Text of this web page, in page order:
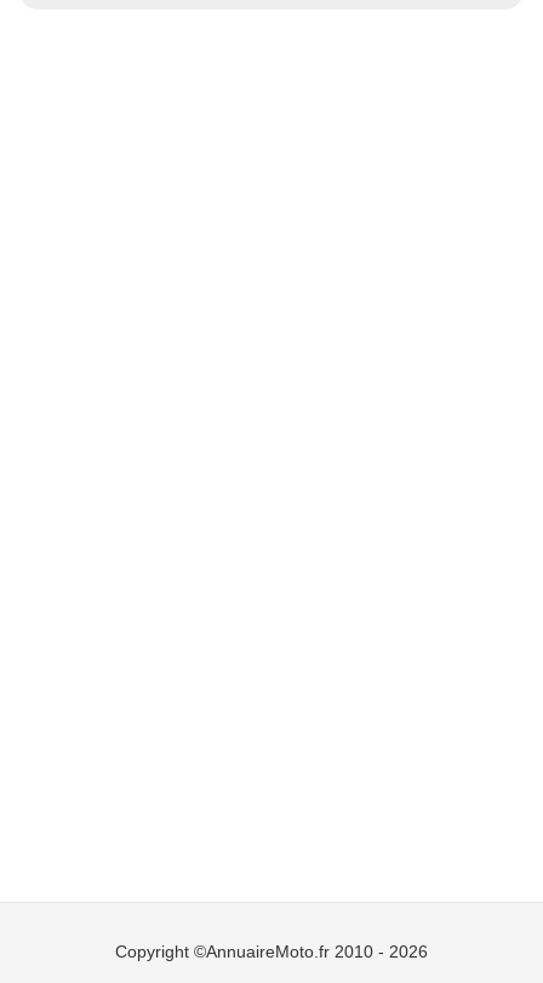
Copyright ©AnnuaireMoto.fr 2010 - 2026